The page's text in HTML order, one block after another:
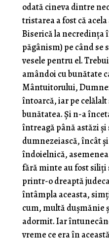
odată cineva dintre
tristarea a fost că
Biserică la necredinţa
păgânism) pe când se
vesele pentru el.
amândoi cu bunătate
Mântuitorului,
întoarcă, iar pe
bunătatea. Şi n-a
întreagă până astăzi
dumnezeiască, încât
îndoielnică,
fără minte au fost siliţi
printr-o dreaptă
întâmpla aceasta,
cum, multă duşmănie
adormit. Iar
vreme ce era în